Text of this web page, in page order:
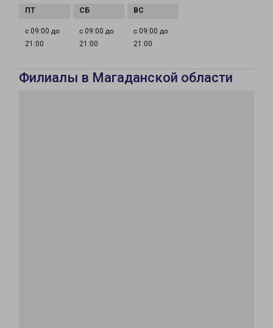
с 09:00 до
21:00
с 09:00 до
21:00
с 09:00 до
21:00
Филиалы в Магаданской области